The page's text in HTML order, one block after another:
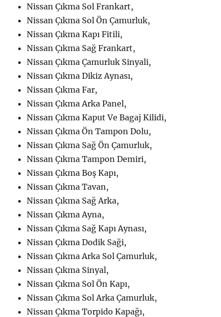
Nissan Çıkma Sol Frankart,
Nissan Çıkma Sol Ön Çamurluk,
Nissan Çıkma Kapı Fitili,
Nissan Çıkma Sağ Frankart,
Nissan Çıkma Çamurluk Sinyali,
Nissan Çıkma Dikiz Aynası,
Nissan Çıkma Far,
Nissan Çıkma Arka Panel,
Nissan Çıkma Kaput Ve Bagaj Kilidi,
Nissan Çıkma Ön Tampon Dolu,
Nissan Çıkma Sağ Ön Çamurluk,
Nissan Çıkma Tampon Demiri,
Nissan Çıkma Boş Kapı,
Nissan Çıkma Tavan,
Nissan Çıkma Sağ Arka,
Nissan Çıkma Ayna,
Nissan Çıkma Sağ Kapı Aynası,
Nissan Çıkma Dodik Saği,
Nissan Çıkma Arka Sol Çamurluk,
Nissan Çıkma Sinyal,
Nissan Çıkma Sol Ön Kapı,
Nissan Çıkma Sol Arka Çamurluk,
Nissan Çıkma Torpido Kapağı,